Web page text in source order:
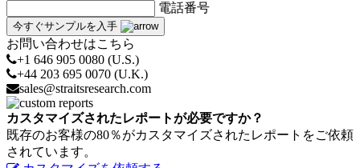
電話番号
今すぐサンプルを入手
お問い合わせはこちら
+1 646 905 0080 (U.S.)
+44 203 695 0070 (U.K.)
sales@straitsresearch.com
カスタマイズされたレポートが必要ですか？
既存のお客様の80％がカスタマイズされたレポートをご依頼
されています。